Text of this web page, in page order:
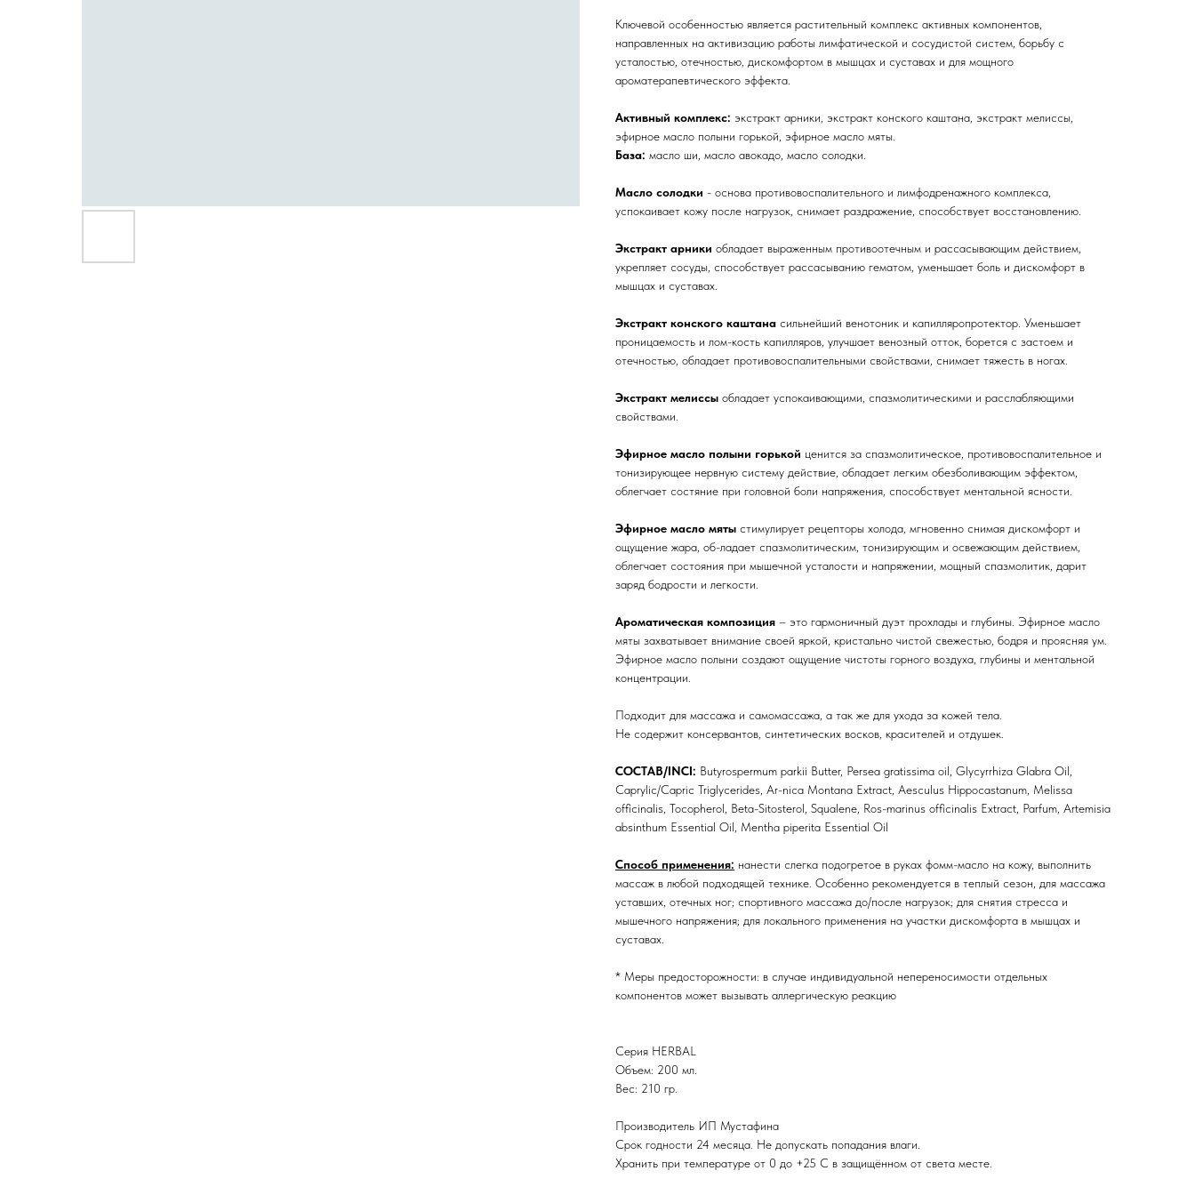
Ключевой особенностью является растительный комплекс активных компонентов,
направленных на активизацию работы лимфатической и сосудистой систем, борьбу с
усталостью, отечностью, дискомфортом в мышцах и суставах и для мощного
ароматерапевтического эффекта.
Активный комплекс: экстракт арники, экстракт конского каштана, экстракт мелиссы,
эфирное масло полыни горькой, эфирное масло мяты.
База: масло ши, масло авокадо, масло солодки.
Масло солодки - основа противовоспалительного и лимфодренажного комплекса,
успокаивает кожу после нагрузок, снимает раздражение, способствует восстановлению.
Экстракт арники обладает выраженным противоотечным и рассасывающим действием,
укрепляет сосуды, способствует рассасыванию гематом, уменьшает боль и дискомфорт в
мышцах и суставах.
Экстракт конского каштана сильнейший венотоник и капилляропротектор. Уменьшает
проницаемость и лом-кость капилляров, улучшает венозный отток, борется с застоем и
отечностью, обладает противовоспалительными свойствами, снимает тяжесть в ногах.
Экстракт мелиссы обладает успокаивающими, спазмолитическими и расслабляющими
свойствами.
Эфирное масло полыни горькой ценится за спазмолитическое, противовоспалительное и
тонизирующее нервную систему действие, обладает легким обезболивающим эффектом,
облегчает состяние при головной боли напряжения, способствует ментальной ясности.
Эфирное масло мяты стимулирует рецепторы холода, мгновенно снимая дискомфорт и
ощущение жара, об-ладает спазмолитическим, тонизирующим и освежающим действием,
облегчает состояния при мышечной усталости и напряжении, мощный спазмолитик, дарит
заряд бодрости и легкости.
Ароматическая композиция – это гармоничный дуэт прохлады и глубины. Эфирное масло
мяты захватывает внимание своей яркой, кристально чистой свежестью, бодря и проясняя ум.
Эфирное масло полыни создают ощущение чистоты горного воздуха, глубины и ментальной
концентрации.
Подходит для массажа и самомассажа, а так же для ухода за кожей тела.
Не содержит консервантов, синтетических восков, красителей и отдушек.
СОСТАВ/INCI: Butyrospermum parkii Butter, Persea gratissima oil, Glycyrrhiza Glabra Oil,
Caprylic/Capric Triglycerides, Ar-nica Montana Extract, Aesculus Hippocastanum, Melissa
officinalis, Tocopherol, Beta-Sitosterol, Squalene, Ros-marinus officinalis Extract, Parfum, Artemisia
absinthum Essential Oil, Mentha piperita Essential Oil
Способ применения: нанести слегка подогретое в руках фомм-масло на кожу, выполнить
массаж в любой подходящей технике. Особенно рекомендуется в теплый сезон, для массажа
уставших, отечных ног; спортивного массажа до/после нагрузок; для снятия стресса и
мышечного напряжения; для локального применения на участки дискомфорта в мышцах и
суставах.
* Меры предосторожности: в случае индивидуальной непереносимости отдельных
компонентов может вызывать аллергическую реакцию
Серия HERBAL
Объем: 200 мл.
Вес: 210 гр.
Производитель ИП Мустафина
Срок годности 24 месяца. Не допускать попадания влаги.
Хранить при температуре от 0 до +25 С в защищённом от света месте.